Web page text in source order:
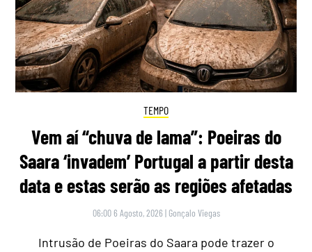
TEMPO
Vem aí “chuva de lama”: Poeiras do
Saara ‘invadem’ Portugal a partir desta
data e estas serão as regiões afetadas
06:00 6 Agosto, 2026 | Gonçalo Viegas
Intrusão de Poeiras do Saara pode trazer o